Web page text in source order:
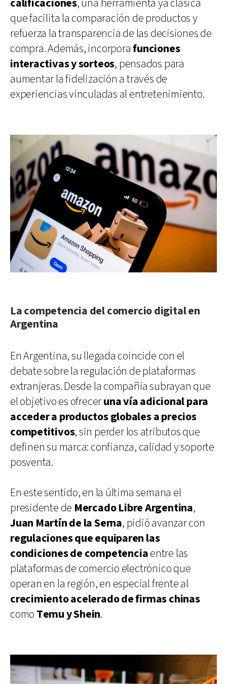
calificaciones, una herramienta ya clásica
que facilita la comparación de productos y
refuerza la transparencia de las decisiones de
compra. Además, incorporafunciones
interactivas y sorteos, pensados para
aumentar la fidelización a través de
experiencias vinculadas al entretenimiento.
La competencia del comercio digital en
Argentina
En Argentina, su llegada coincide con el
debate sobre la regulación de plataformas
extranjeras. Desde la compañía subrayan que
el objetivo es ofreceruna vía adicional para
acceder a productos globales a precios
competitivos, sin perder los atributos que
definen su marca: confianza, calidad y soporte
posventa.
En este sentido, en la última semana el
presidente de Mercado Libre Argentina,
Juan Martín de la Serna, pidió avanzar con
regulaciones que equiparen las
condiciones de competenciaentre las
plataformas de comercio electrónico que
operan en la región, en especial frente al
crecimiento acelerado de firmas chinas
como Temu y Shein.